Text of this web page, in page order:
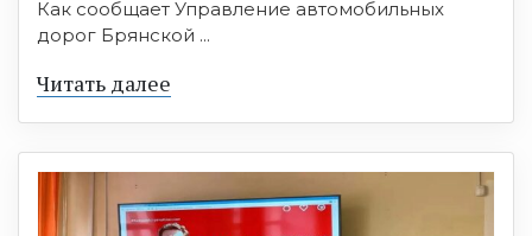
Как сообщает Управление автомобильных
дорог Брянской ...
Читать далее